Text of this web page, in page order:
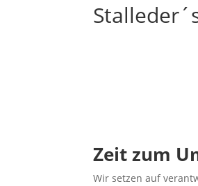
Zeit zum
Wir setzen auf